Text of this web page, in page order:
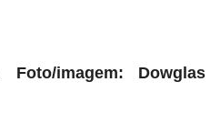
imagem: Dowglas